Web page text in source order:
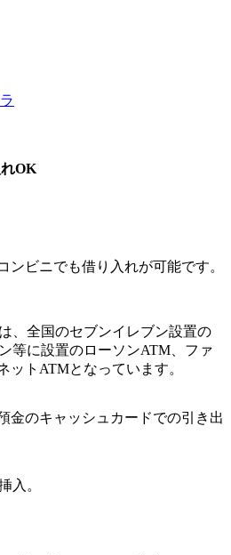
OK
ンビニでも借り入れが可能です。
、全国のセブンイレブン設置の
等に設置のローソンATM、ファ
ットATMとなっています。
金のキャッシュカードでの引き出
入。